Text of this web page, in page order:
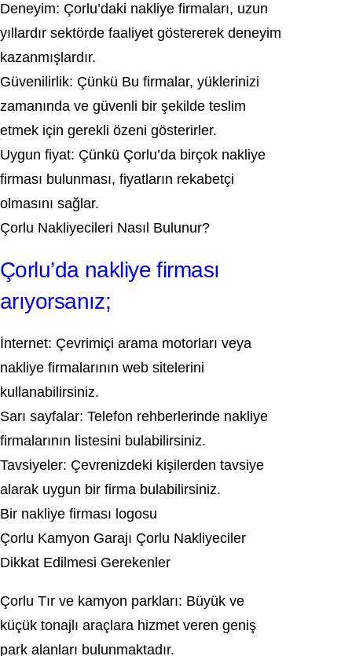
Deneyim: Çorlu’daki nakliye firmaları, uzun
yıllardır sektörde faaliyet göstererek deneyim
kazanmışlardır.
Güvenilirlik: Çünkü Bu firmalar, yüklerinizi
zamanında ve güvenli bir şekilde teslim
etmek için gerekli özeni gösterirler.
Uygun fiyat: Çünkü Çorlu’da birçok nakliye
firması bulunması, fiyatların rekabetçi
olmasını sağlar.
Çorlu Nakliyecileri Nasıl Bulunur?
Çorlu’da nakliye firması
arıyorsanız;
İnternet: Çevrimiçi arama motorları veya
nakliye firmalarının web sitelerini
kullanabilirsiniz.
Sarı sayfalar: Telefon rehberlerinde nakliye
firmalarının listesini bulabilirsiniz.
Tavsiyeler: Çevrenizdeki kişilerden tavsiye
alarak uygun bir firma bulabilirsiniz.
Bir nakliye firması logosu
Çorlu Kamyon Garajı Çorlu Nakliyeciler
Dikkat Edilmesi Gerekenler
Çorlu Tır ve kamyon parkları: Büyük ve
küçük tonajlı araçlara hizmet veren geniş
park alanları bulunmaktadır.